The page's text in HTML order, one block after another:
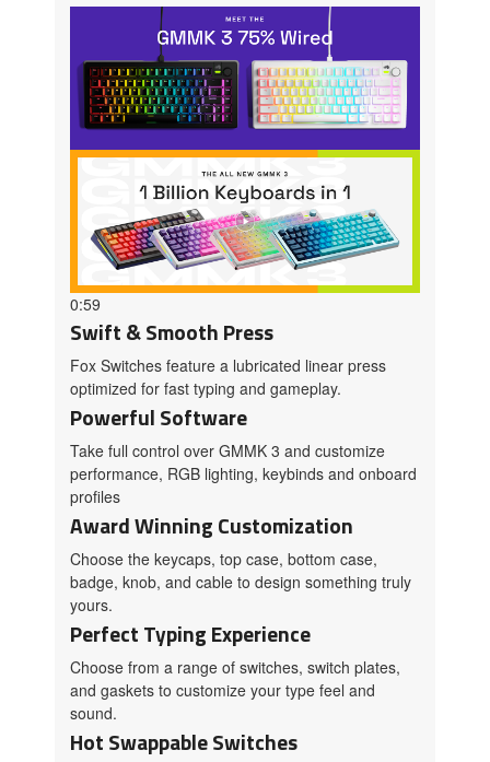
0:59
Swift & Smooth Press
Fox Switches feature a lubricated linear press
optimized for fast typing and gameplay.
Powerful Software
Take full control over GMMK 3 and customize
performance, RGB lighting, keybinds and onboard
profiles
Award Winning Customization
Choose the keycaps, top case, bottom case,
badge, knob, and cable to design something truly
yours.
Perfect Typing Experience
Choose from a range of switches, switch plates,
and gaskets to customize your type feel and
sound.
Hot Swappable Switches